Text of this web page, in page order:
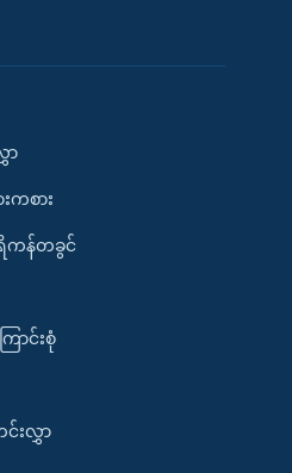
ာ
စား
ကန်တခွင်
ောင်းစုံ
းလွှာ